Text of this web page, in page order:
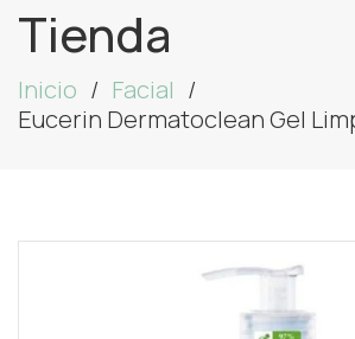
Tienda
Inicio
Facial
Eucerin Dermatoclean Gel